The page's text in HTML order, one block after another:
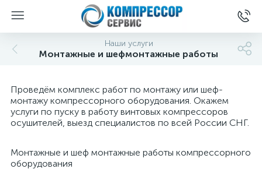
Наши услуги
Монтажные и шефмонтажные работы
Проведём комплекс работ по монтажу или шеф-
монтажу компрессорного оборудования. Окажем
услуги по пуску в работу винтовых компрессоров
осушителей, выезд специалистов по всей России СНГ.
Монтажные и шеф монтажные работы компрессорного
оборудования